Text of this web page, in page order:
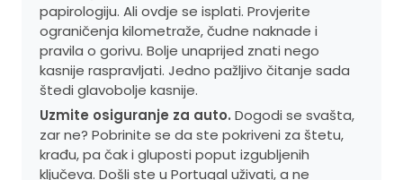
papirologiju. Ali ovdje se isplati. Provjerite
ograničenja kilometraže, čudne naknade i
pravila o gorivu. Bolje unaprijed znati nego
kasnije raspravljati. Jedno pažljivo čitanje sada
štedi glavobolje kasnije.
Uzmite osiguranje za auto. Dogodi se svašta,
zar ne? Pobrinite se da ste pokriveni za štetu,
krađu, pa čak i gluposti poput izgubljenih
ključeva. Došli ste u Portugal uživati, a ne